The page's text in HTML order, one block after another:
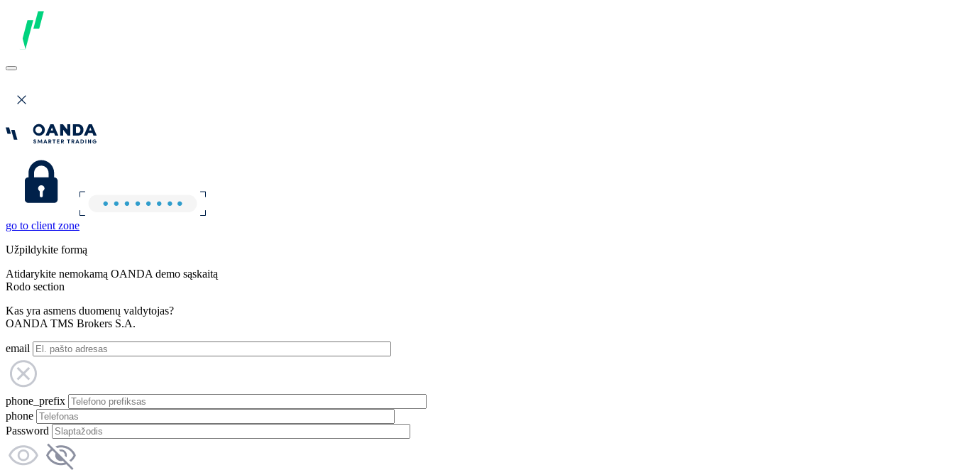
go to client zone
Užpildykite formą
Atidarykite nemokamą OANDA demo sąskaitą
Rodo section
Kas yra asmens duomenų valdytojas?
OANDA TMS Brokers S.A.
email
phone_prefix
phone
Password